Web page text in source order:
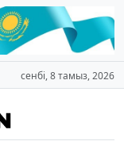
сенбі, 8 тамыз, 2026